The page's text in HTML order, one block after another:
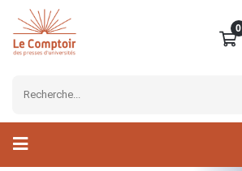
0